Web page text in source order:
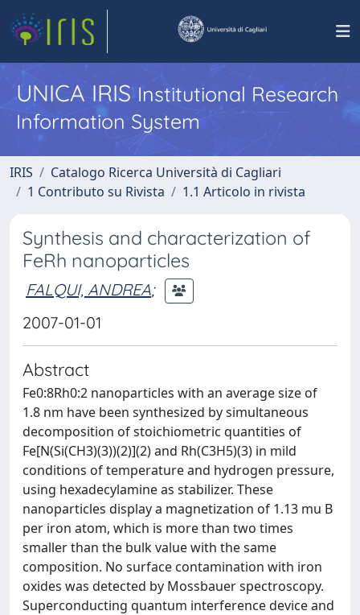
UNICA IRISInstitutional Research
Information System
IRIS
Catalogo Ricerca Università di Cagliari
1 Contributo su Rivista
1.1 Articolo in rivista
Synthesis and characterization of
FeRh nanoparticles
FALQUI, ANDREA;
2007-01-01
Abstract
Fe0:8Rh0:2 nanoparticles with an average size of
1.8 nm have been synthesized by simultaneous
decomposition of stoichiometric quantities of
Fe[N(Si(CH3)(3))(2)](2) and Rh(C3H5)(3) in mild
conditions of temperature and hydrogen pressure,
using hexadecylamine as stabilizer. These
nanoparticles display a magnetization of 1.13 mu B
per iron atom, which is more than two times
smaller than the bulk value with the same
composition. No surface contamination with iron
oxides was detected by Mossbauer spectroscopy.
Superconducting quantum interference device and